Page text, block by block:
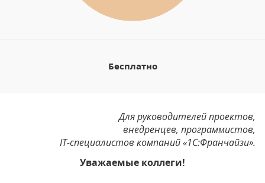
Бесплатно
Для руководителей проектов,
внедренцев, программистов,
IT-специалистов компаний «1С:Франчайзи».
Уважаемые коллеги!